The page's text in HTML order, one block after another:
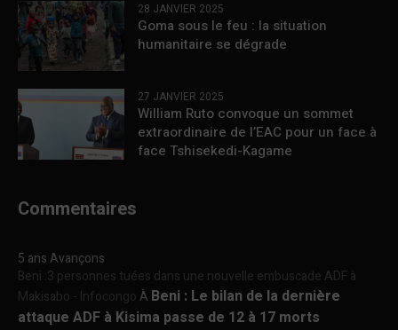
28 JANVIER 2025
Goma sous le feu : la situation
humanitaire se dégrade
27 JANVIER 2025
William Ruto convoque un sommet
extraordinaire de l’EAC pour un face à
face Tshisekedi-Kagame
Commentaires
5 ans Avançons
Beni :3 personnes tuées dans une nouvelle embuscade ADF à
Makisabo - InfocongoÀ Beni : Le bilan de la dernière
attaque ADF à Kisima passe de 12 à 17 morts